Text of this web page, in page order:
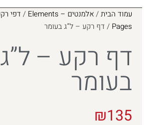
עמוד הבית/אלמנטים – Elements /
Pages / דף רקע – ל”ג בעומר
דף רקע – ל”ג
בעומר
₪135